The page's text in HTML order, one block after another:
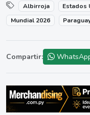
Albirroja Estados
Mundial 2026
Compartir: